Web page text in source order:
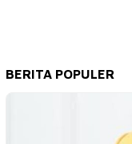
BERITA POPULER